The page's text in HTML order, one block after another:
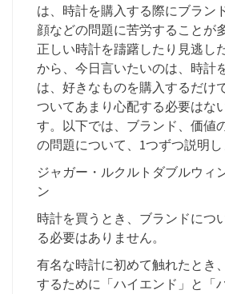
は、時計を購入する際にブラン
顔などの問題に苦労することが
正しい時計を躊躇したり見逃し
から、今日言いたいのは、時計
は、好きなものを購入するだけ
ついてあまり心配する必要はな
す。以下では、ブランド、価値
の問題について、1つずつ説明し
ジャガー・ルクルトダブルウィ
ン
時計を買うとき、ブランドにつ
る必要はありません。
有名な時計に初めて触れたとき
するために「ハイエンド」と「